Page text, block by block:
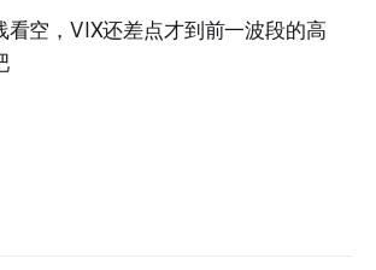
看空，VIX还差点才到前一波段的高